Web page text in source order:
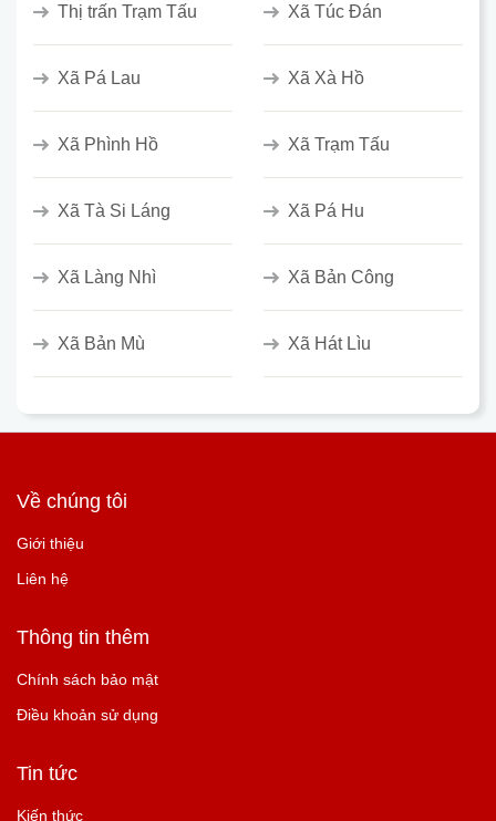
Thị trấn Trạm Tấu Xã Túc Đán
Xã Pá Lau Xã Xà Hồ
Xã Phình Hồ Xã Trạm Tấu
Xã Tà Si Láng Xã Pá Hu
Xã Làng Nhì Xã Bản Công
Xã Bản Mù Xã Hát Lìu
Về chúng tôi
Giới thiệu
Liên hệ
Thông tin thêm
Chính sách bảo mật
Điều khoản sử dụng
Tin tức
Kiến thức